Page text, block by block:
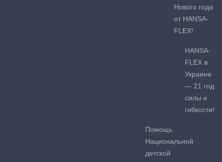
Нового года
от HANSA-
FLEX!
HANSA-
FLEX в
Украине
— 21 год
силы и
гибкости!
Помощь
Национальной
детской